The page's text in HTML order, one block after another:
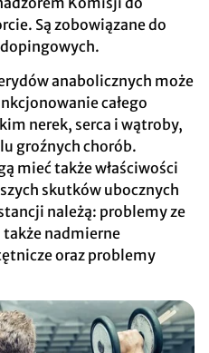
Są zobowiązane do
anabolicznych może
całego
nerek, serca i wątroby,
groźnych chorób.
mieć także właściwości
skutków ubocznych
należą: problemy ze
także nadmierne
oraz problemy